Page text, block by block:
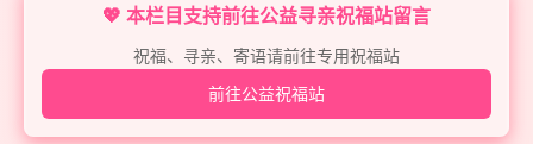
💖 本栏目支持前往公益寻亲祝福站留言
祝福、寻亲、寄语请前往专用祝福站
前往公益祝福站